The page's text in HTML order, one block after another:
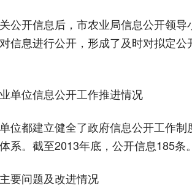
开信息后，市农业局信息公开领导
信息进行公开，形成了及时对拟定
位信息公开工作推进情况
都建立健全了政府信息公开工作制
系。截至2013年底，公开信息185条。
问题及改进情况